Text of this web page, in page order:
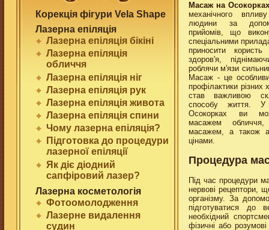
Корекція фігури Vela Shape
Лазерна епiляцiя
Лазерна епiляцiя бiкiнi
Лазерна епiляцiя
обличчя
Лазерна епiляцiя нiг
Лазерна епiляцiя рук
Лазерна епiляцiя живота
Лазерна епiляцiя спини
Чому лазерна епiляцiя?
Пiдготовка до процедури
лазерної епiляцiї
Як дiє дiодний
сапфіровий лазер?
Лазерна косметологiя
Фотоомолодження
Лазерне видалення
судин
Масаж на Осокорках
механічного
людини за
прийомів, що
спеціальними
приносити
здоров'я,
роблячи м'язи
Масаж - це
профілактики різних
став важливою
способу життя.
Осокорках ви
масажем
масажем, а також
цінами.
Процедура
Під час процедури
нервові рецептори,
організму. За
підготуватися до
необхідний
фізичні або